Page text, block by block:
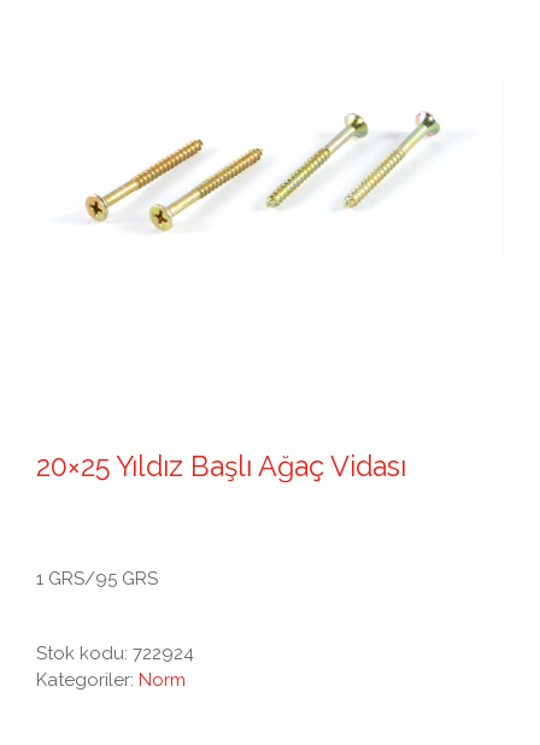
20×25 Yıldız Başlı Ağaç Vidası
1 GRS/95 GRS
Stok kodu: 722924
Kategoriler: Norm